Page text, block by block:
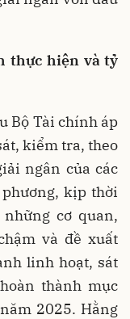
thực hiện và tỷ
Bộ Tài chính áp
kiểm tra, theo
ngân của các
kịp thời
cơ quan,
và đề xuất
linh hoạt, sát
thành mục
2025. Hằng